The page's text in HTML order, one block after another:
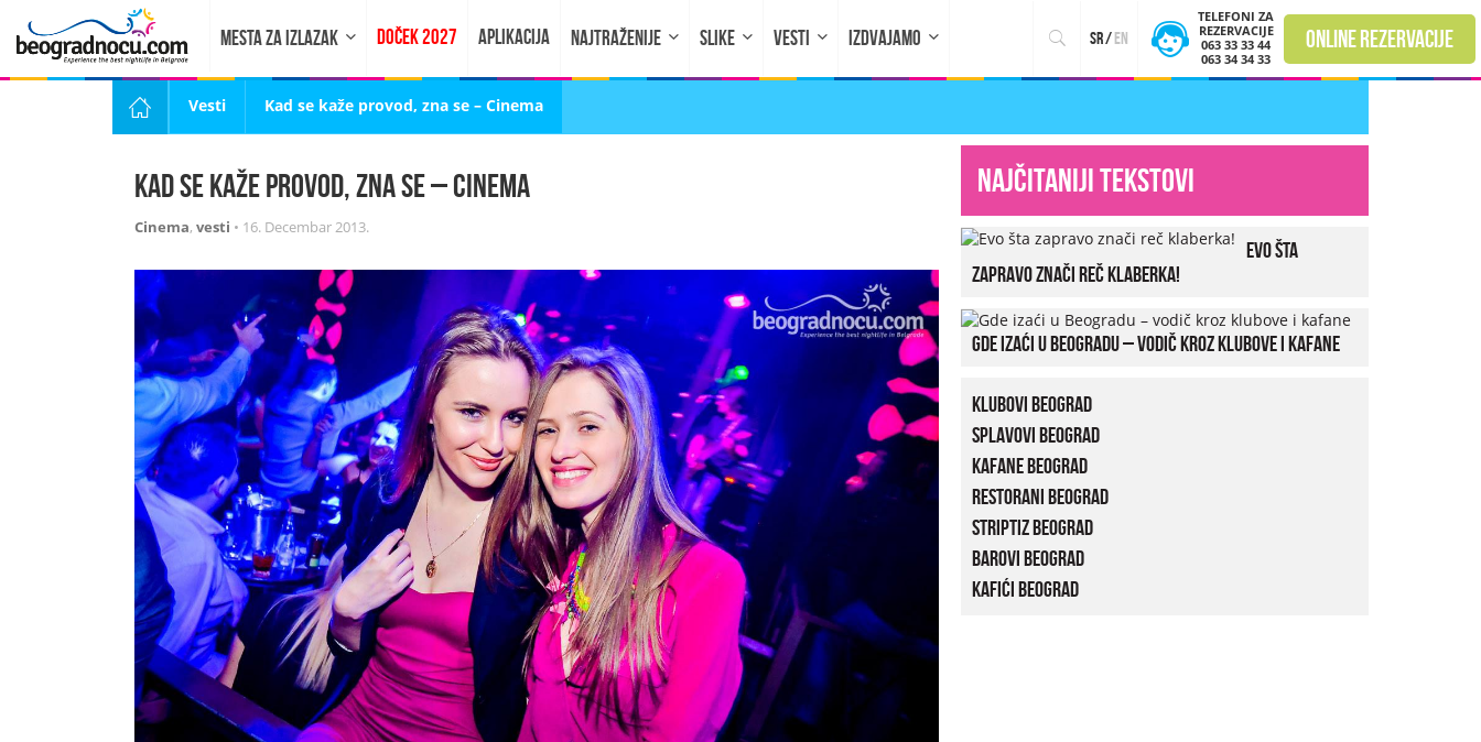
MESTA ZA IZLAZAK DOČEK 2027 APLIKACIJA NAJTRAŽENIJE SLIKE VESTI IZDVAJAMO sr/en
TELEFONI ZA
REZERVACIJE
063 33 33 44
063 34 34 33
online rezervacije
Vesti Kad se kaže provod, zna se – Cinema
Kad se kaže provod, zna se – Cinema
Cinema, vesti • 16. Decembar 2013.
Najčitaniji tekstovi
Evo šta
zapravo znači reč klaberka!
Gde izaći u Beogradu – vodič kroz klubove i kafane
Klubovi Beograd
Splavovi Beograd
Kafane Beograd
Restorani Beograd
Striptiz Beograd
Barovi Beograd
Kafići Beograd